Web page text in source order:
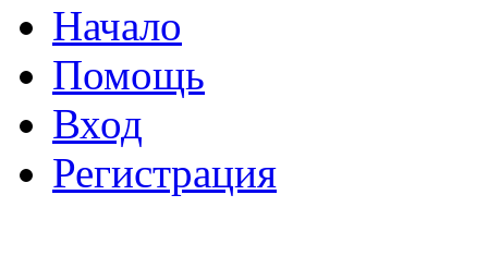
Начало
Помощь
Вход
Регистрация